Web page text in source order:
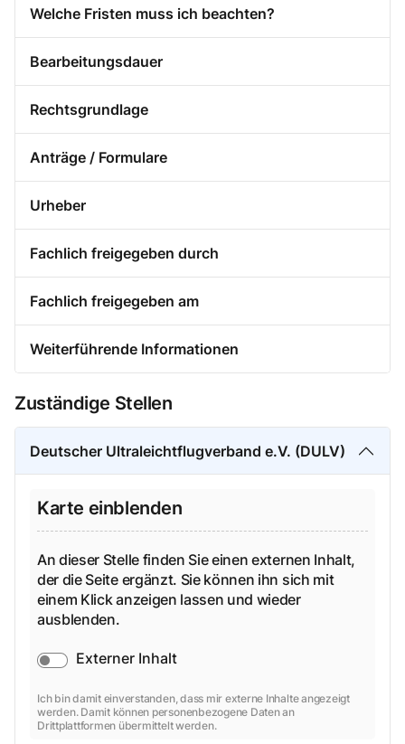
Welche Fristen muss ich beachten?
Bearbeitungsdauer
Rechtsgrundlage
Anträge / Formulare
Urheber
Fachlich freigegeben durch
Fachlich freigegeben am
Weiterführende Informationen
Zuständige Stellen
Deutscher Ultraleichtflugverband e.V. (DULV)
Karte einblenden
An dieser Stelle finden Sie einen externen Inhalt,
der die Seite ergänzt. Sie können ihn sich mit
einem Klick anzeigen lassen und wieder
ausblenden.
Externer Inhalt
Ich bin damit einverstanden, dass mir externe Inhalte angezeigt
werden. Damit können personenbezogene Daten an
Drittplattformen übermittelt werden.